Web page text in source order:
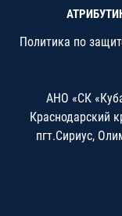
Политика по
АНО «СК
Краснодарский
пгт.Сириус,